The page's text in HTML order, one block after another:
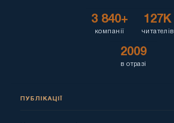
3 840+
компанії
127K
читателів
2009
в отразі
ПУБЛІКАЦІЇ